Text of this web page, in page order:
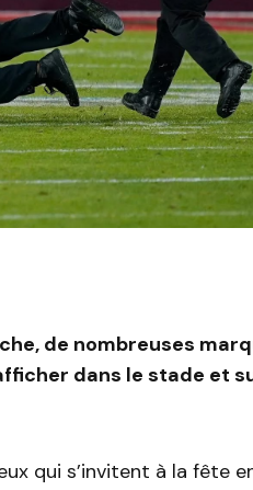
de nombreuses
dans le stade et
qui s’invitent à la fête